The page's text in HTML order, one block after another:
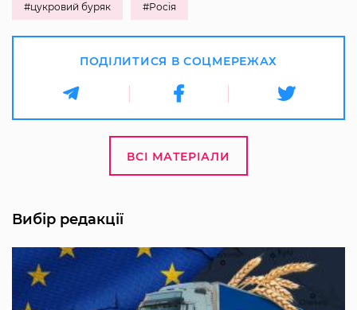
#цукровий буряк #Росія
ПОДІЛИТИСЯ В СОЦМЕРЕЖАХ
ВСІ МАТЕРІАЛИ
Вибір редакції